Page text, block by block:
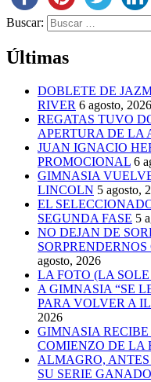
Buscar:
Últimas
DOBLETE DE
RIVER 6 agosto, 2026
REGATAS TUVO
APERTURA DE LA
JUAN IGNACIO
PROMOCIONAL 6
GIMNASIA
LINCOLN 5 agosto,
EL
SEGUNDA FASE 5
NO DEJAN DE
agosto, 2026
LA FOTO (LA
A GIMNASIA “SE
PARA VOLVER A
2026
GIMNASIA
COMIENZO DE LA
ALMAGRO,
SU SERIE